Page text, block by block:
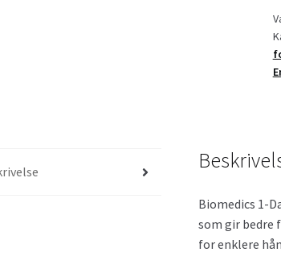
Biomedics 1-
som gir bedre
for enklere